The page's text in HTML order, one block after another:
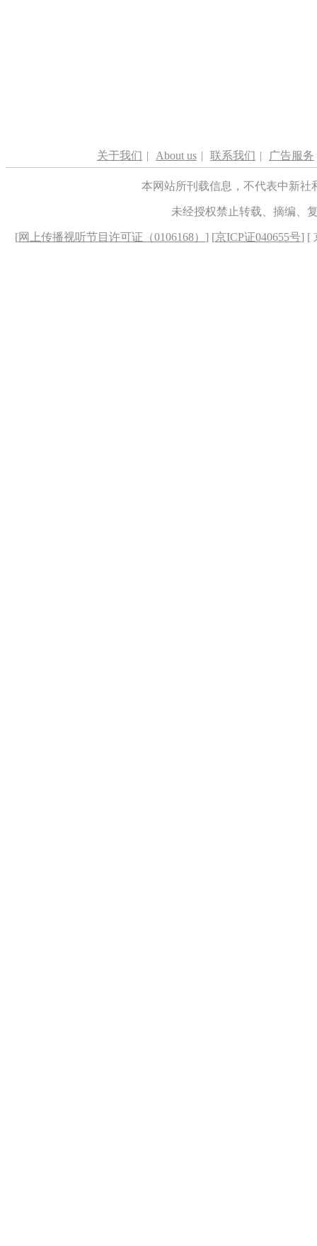
关于我们 | About us | 联系我们 | 广告服务
本网站所刊载信息，不代表中新
未经授权禁止转载、摘编、
[网上传播视听节目许可证（0106168） ] [京ICP证040655号] [